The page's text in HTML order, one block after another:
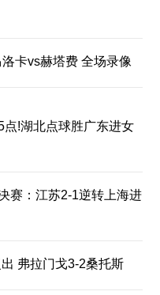
卡vs赫塔费 全场录像
!湖北点球胜广东进女
赛：江苏2-1逆转上海进
弗拉门戈3-2桑托斯